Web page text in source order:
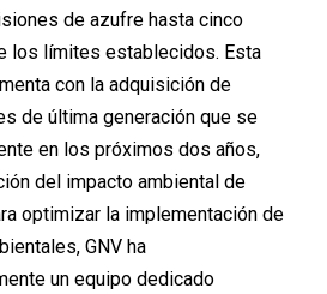
de azufre hasta cinco
los límites establecidos. Esta
con la adquisición de
de última generación que se
en los próximos dos años,
del impacto ambiental de
optimizar la implementación de
GNV ha
un equipo dedicado